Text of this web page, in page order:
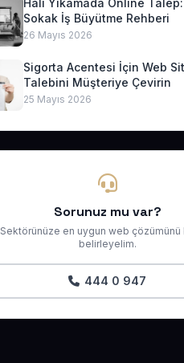
Halı Yıkamada Online
Sokak İş Büyütme Rehberi
26 Mayıs 2026
Sigorta Acentesi İçin Web
Talebini Müşteriye Çevirin
25 Mayıs 2026
Sorunuz mu var?
Sektörünüze en uygun web çözümünü
belirleyelim.
444 0 947